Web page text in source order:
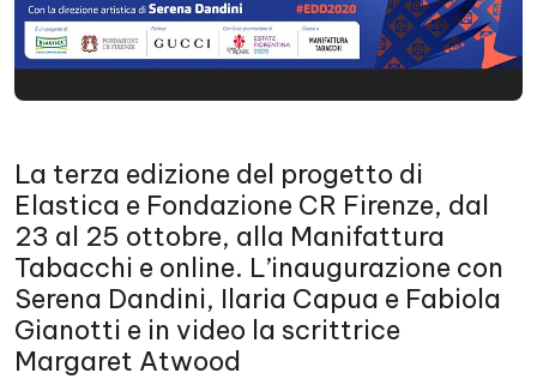
La terza edizione del progetto di
Elastica e Fondazione CR Firenze, dal
23 al 25 ottobre, alla Manifattura
Tabacchi e online. L’inaugurazione con
Serena Dandini, Ilaria Capua e Fabiola
Gianotti e in video la scrittrice
Margaret Atwood